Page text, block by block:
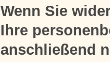
Wenn Sie
Ihre
anschließend